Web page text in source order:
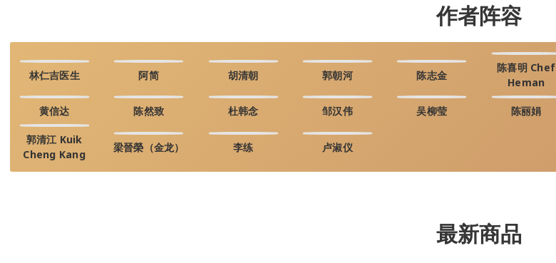
作者阵容
林仁吉医生 阿简 胡清朝 郭朝河 陈志金
陈喜明 Chef
Heman
黄信达 陈然致 杜韩念 邹汉伟 吴柳莹 陈丽娟
郭清江 Kuik
Cheng Kang
梁晉榮（金龙） 李练 卢淑仪
最新商品